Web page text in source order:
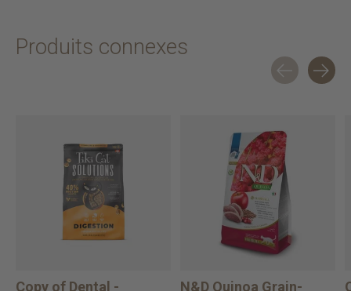
Produits connexes
Copy of Dental -
N&D Quinoa Grain-